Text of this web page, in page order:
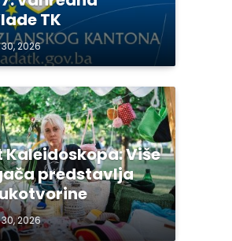
TK
2026
Više
predstavlja
2026